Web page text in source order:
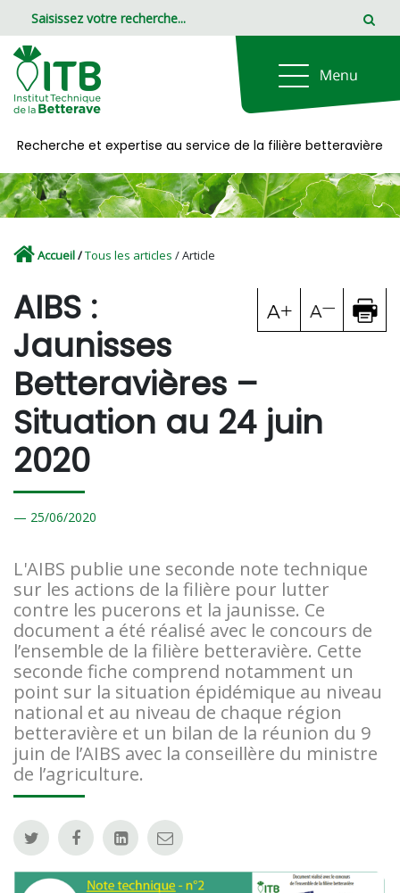
Recherche et expertise au service de la filière betteravière
Accueil/Tous les articles / Article
AIBS :
Jaunisses
Betteravières –
Situation au 24 juin
2020
25/06/2020
L'AIBS publie une seconde note technique
sur les actions de la filière pour lutter
contre les pucerons et la jaunisse. Ce
document a été réalisé avec le concours de
l’ensemble de la filière betteravière. Cette
seconde fiche comprend notamment un
point sur la situation épidémique au niveau
national et au niveau de chaque région
betteravière et un bilan de la réunion du 9
juin de l’AIBS avec la conseillère du ministre
de l’agriculture.
Panneau de gestion des cookies